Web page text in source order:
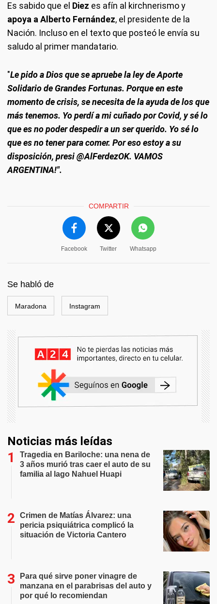
Es sabido que el Diez es afín al kirchnerismo y
apoya a Alberto Fernández, el presidente de la
Nación. Incluso en el texto que posteó le envía su
saludo al primer mandatario.
"Le pido a Dios que se apruebe la ley de Aporte
Solidario de Grandes Fortunas. Porque en este
momento de crisis, se necesita de la ayuda de los que
más tenemos. Yo perdí a mi cuñado por Covid, y sé lo
que es no poder despedir a un ser querido. Yo sé lo
que es no tener para comer. Por eso estoy a su
disposición, presi @AlFerdezOK. VAMOS
ARGENTINA!".
COMPARTIR
Facebook Twitter Whatsapp
Se habló de
Maradona Instagram
Noticias más leídas
Tragedia en Bariloche: una nena de
3 años murió tras caer el auto de su
familia al lago Nahuel Huapi
Crimen de Matías Álvarez: una
pericia psiquiátrica complicó la
situación de Victoria Cantero
Para qué sirve poner vinagre de
manzana en el parabrisas del auto y
por qué lo recomiendan